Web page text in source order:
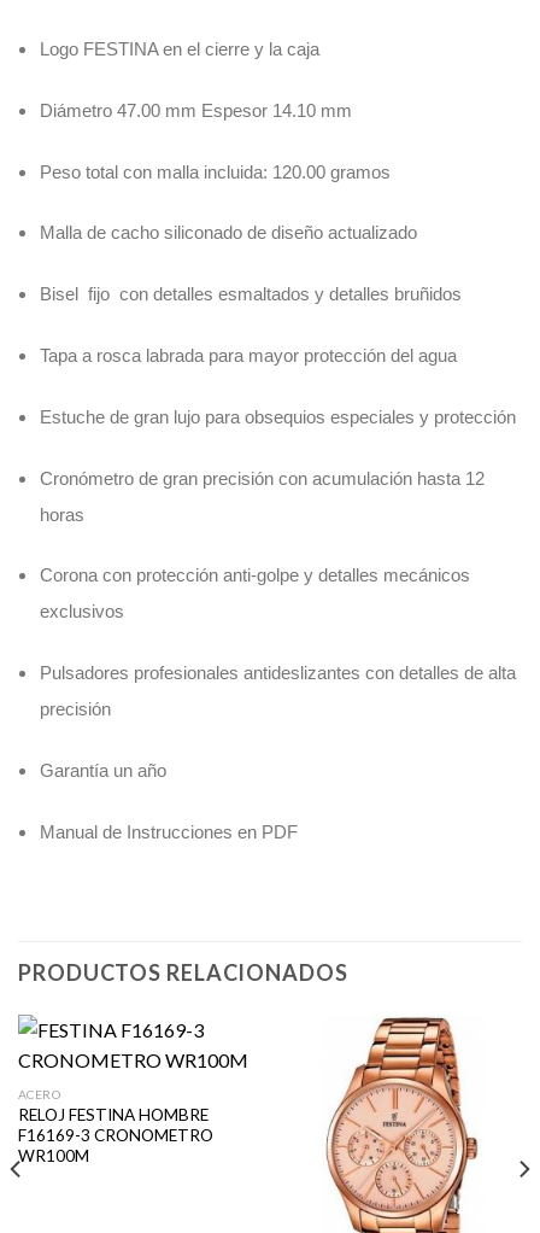
Logo FESTINA en el cierre y la caja
Diámetro 47.00 mm Espesor 14.10 mm
Peso total con malla incluida: 120.00 gramos
Malla de cacho siliconado de diseño actualizado
Bisel fijo con detalles esmaltados y detalles bruñidos
Tapa a rosca labrada para mayor protección del agua
Estuche de gran lujo para obsequios especiales y protección
Cronómetro de gran precisión con acumulación hasta 12
horas
Corona con protección anti-golpe y detalles mecánicos
exclusivos
Pulsadores profesionales antideslizantes con detalles de alta
precisión
Garantía un año
Manual de Instrucciones en PDF
PRODUCTOS RELACIONADOS
ACERO
RELOJ FESTINA HOMBRE
F16169-3 CRONOMETRO
WR100M